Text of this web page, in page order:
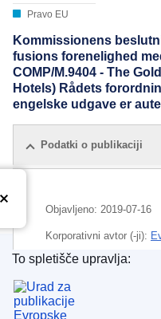
Pravo EU
Kommissionens
fusions forenelighed
COMP/M.9404 - The
Hotels) Rådets
engelske udgave er
Podatki o publikaciji
Objavljeno: 2019-07-16
Korporativni avtor (-ji):
direktorat za konkurenco
CELEX : 32019M9404
IMMC : M.9404
Urad za publikacije
To spletišče upravlja: